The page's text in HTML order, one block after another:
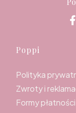
Linki w
Poppi
Polityka
Zwroty i
Formy płatności